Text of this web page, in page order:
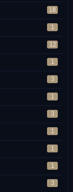
18
1
12
1
3
1
3
1
1
1
3